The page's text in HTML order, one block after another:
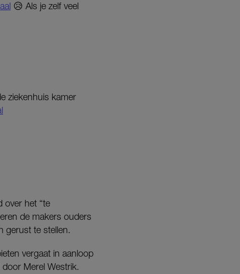
😥 Als je zelf veel
ziekenhuis kamer
over het “te
de makers ouders
gerust te stellen.
vergaat in aanloop
Merel Westrik.